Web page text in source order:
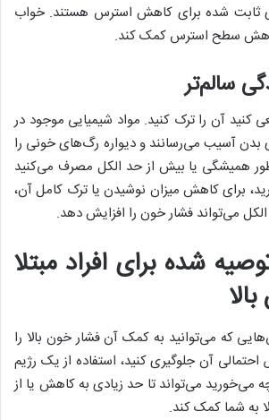
ثابت شده برای کاهش استرس هستند. خواب
کاهش سطح استرس کمک کند.
سالم‌تر
کنید آن را ترک کنید. مواد شیمیایی موجود در
بدن آسیب می‌رسانند و دیواره رگ‌های خونی را
همیشگی یا بیش از حد الکل مصرف می‌کنید
برای کاهش میزان نوشیدن یا ترک کامل آن،
می‌تواند فشار خون را افزایش دهد.
شده برای افراد مبتلا
که می‌توانید به کمک آن فشار خون بالا را
آن جلوگیری کنید، استفاده از یک رژیم
می‌خورید می‌تواند تا حد زیادی به کاهش یا از
به شما کمک کند.